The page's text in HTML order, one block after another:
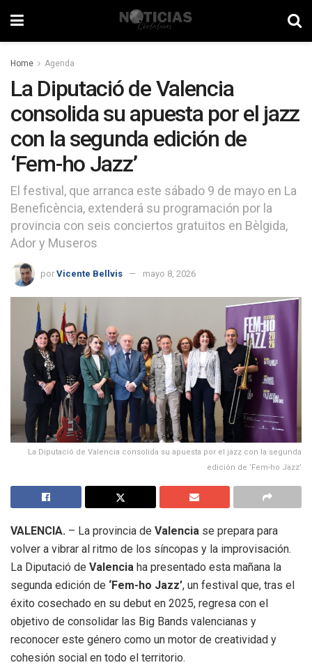
Home Agenda
La Diputació de Valencia
consolida su apuesta por el jazz
con la segunda edición de
‘Fem-ho Jazz’
El festival, que arranca este sábado 9 de mayo en La
Beneficència, extenderá su programación por la
provincia con seis conciertos gratuitos en Bèlgida,
Ador y Museros
por Vicente Bellvis mayo 8, 2026
La Diputació de Valencia consolida su apuesta por el jazz con la segunda
edición de ‘Fem-ho Jazz’
VALENCIA. – La provincia de Valencia se prepara para
volver a vibrar al ritmo de los síncopas y la improvisación.
La Diputació de Valencia ha presentado esta mañana la
segunda edición de ‘Fem-ho Jazz’, un festival que, tras el
éxito cosechado en su debut en 2025, regresa con el
objetivo de consolidar las Big Bands valencianas y
reconocer este género como un motor de creatividad y
cohesión social en todo el territorio.